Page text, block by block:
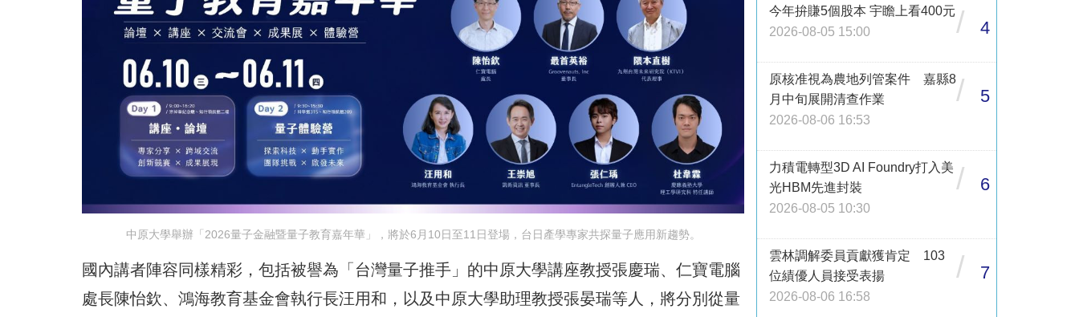
中原大學舉辦「2026量子金融暨量子教育嘉年華」，將於6月10日至11日登場，台日產學專家共探量子應用新趨勢。
國內講者陣容同樣精彩，包括被譽為「台灣量子推手」的中原大學講座教授張慶瑞、仁寶電腦
處長陳怡欽、鴻海教育基金會執行長汪用和，以及中原大學助理教授張晏瑞等人，將分別從量
今年拚賺5個股本 宇瞻上看400元
2026-08-05 15:00
/ 4
原核准視為農地列管案件 嘉縣8
月中旬展開清查作業
2026-08-06 16:53
/ 5
力積電轉型3D AI Foundry打入美
光HBM先進封裝
2026-08-05 10:30
/ 6
雲林調解委員貢獻獲肯定 103
位績優人員接受表揚
2026-08-06 16:58
/ 7